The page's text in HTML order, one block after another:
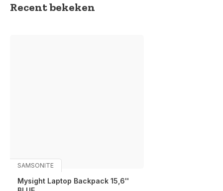
Recent bekeken
SAMSONITE
Mysight Laptop Backpack 15,6''